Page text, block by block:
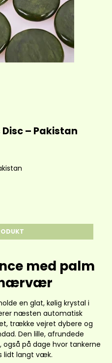
– Pakistan
med palm
nærvær
en glat, kølig krystal i
næsten automatisk
trække vejret dybere og
Den lille, afrundede
på dage hvor tankerne
lidt langt væk.